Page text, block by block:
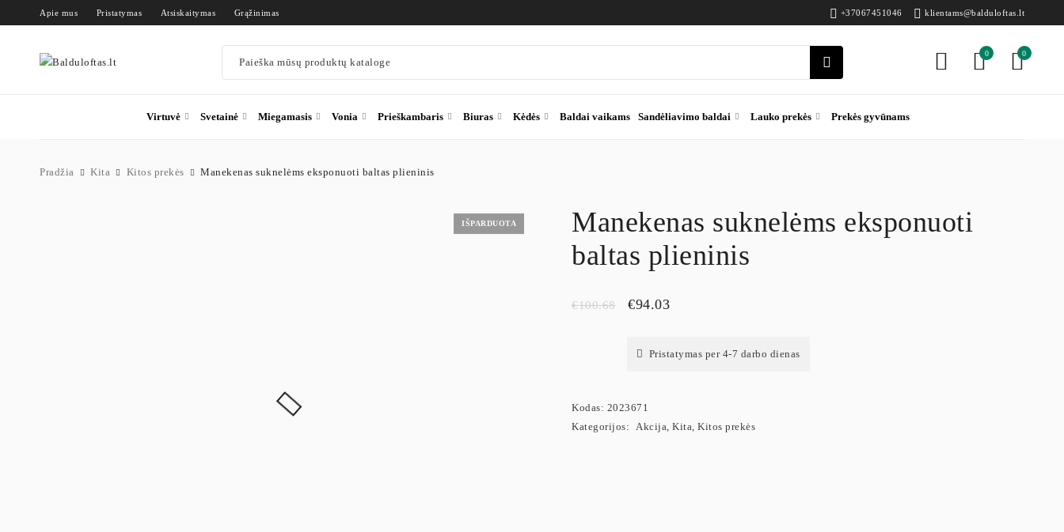
Apie mus Pristatymas Atsiskaitymas Grąžinimas +37067451046 klientams@balduloftas.lt
0
0
Virtuvė Svetainė Miegamasis Vonia Prieškambaris Biuras Kėdės Baldai vaikams Sandėliavimo baldai Lauko prekės Prekės gyvūnams
Pradžia Kita Kitos prekės Manekenas suknelėms eksponuoti baltas plieninis
IŠPARDUOTA
Manekenas suknelėms eksponuoti
baltas plieninis
€100.68 €94.03
Pristatymas per 4-7 darbo dienas
Kodas: 2023671
Kategorijos: Akcija, Kita, Kitos prekės